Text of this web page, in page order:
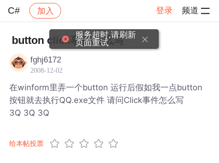
C# 加入 登录 频道
社区 C# 帖子详情
button click事件怎么写
fghj6172
2008-12-02
在winform里弄一个button 运行后假如我一点button
按钮就去执行QQ.exe文件 请问Click事件怎么写
3Q 3Q 3Q
给本帖投票
服务超时,请刷新
页面重试